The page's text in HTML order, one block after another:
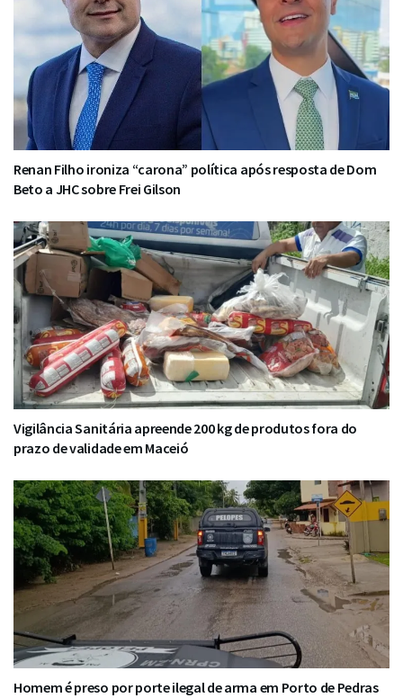
Renan Filho ironiza “carona” política após resposta de Dom
Beto a JHC sobre Frei Gilson
Vigilância Sanitária apreende 200 kg de produtos fora do
prazo de validade em Maceió
Homem é preso por porte ilegal de arma em Porto de Pedras